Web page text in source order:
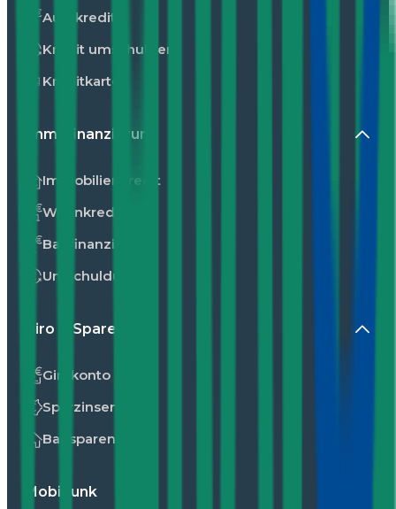
Autokredit
Kredit umschulden
Kreditkarte
Immofinanzierung
Immobilienkredit
Wohnkredit
Baufinanzierung
Umschuldung
Giro & Sparen
Girokonto
Sparzinsen
Bausparen
Mobilfunk